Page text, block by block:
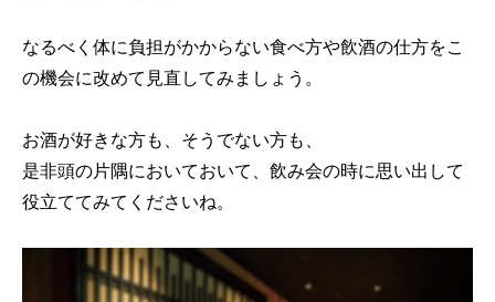
なるべく体に負担がかからない食べ方や飲酒の仕方をこ
の機会に改めて見直してみましょう。
お酒が好きな方も、そうでない方も、
是非頭の片隅においておいて、飲み会の時に思い出して
役立ててみてくださいね。